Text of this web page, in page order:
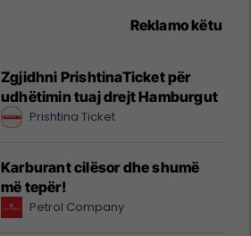
Reklamo këtu
Zgjidhni PrishtinaTicket për
udhëtimin tuaj drejt Hamburgut
Prishtina Ticket
Karburant cilësor dhe shumë
më tepër!
Petrol Company